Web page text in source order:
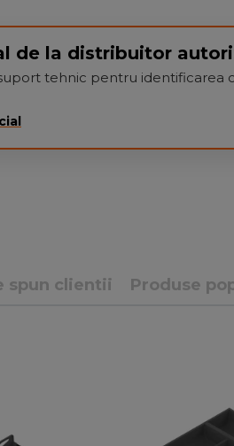
de la distribuitor
suport tehnic pentru
spun clientii Produse